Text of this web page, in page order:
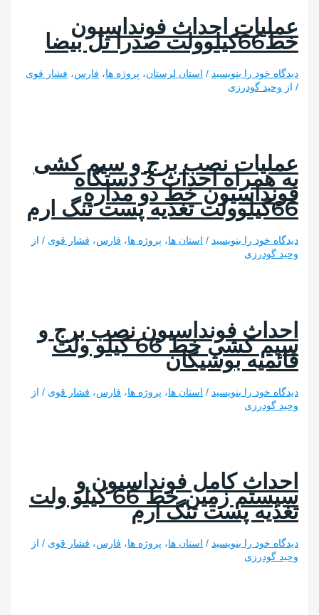
احداث فونداسیون
خود را بنویسید / استان لرستان،پروژه ها،فارس، فشار قوی
گودرزی
نصب برج و سیم کشی
به همراه احداث 3 دستگاه
خط دو مداره
خود را بنویسید / استان ها،پروژه ها،فارس، فشار قوی/ از
فونداسیون نصب برج و
سیم کشی خط 66 کیلو ولت
بوشیگان
خود را بنویسید / استان ها،پروژه ها،فارس، فشار قوی/ از
کامل فونداسیون و
سیستم زمین خط 66 کیلو ولت
پست تنگ ارم
خود را بنویسید / استان ها،پروژه ها،فارس، فشار قوی/ از